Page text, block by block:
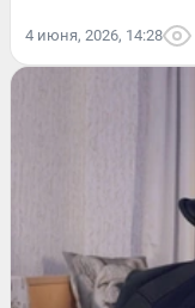
4 июня, 2026, 14:28